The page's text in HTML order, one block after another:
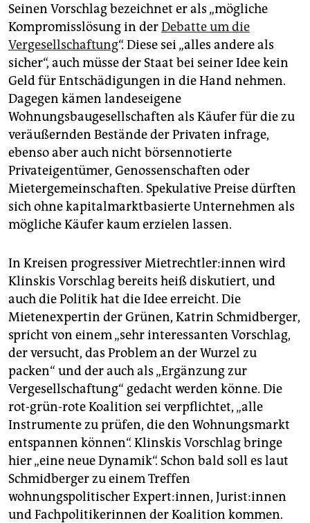
Seinen Vorschlag bezeichnet er als „mögliche
Kompromisslösung in derDebatte um die
Vergesellschaftung“. Diese sei „alles andere als
sicher“, auch müsse der Staat bei seiner Idee kein
Geld für Entschädigungen in die Hand nehmen.
Dagegen kämen landeseigene
Wohnungsbaugesellschaften als Käufer für die zu
veräußernden Bestände der Privaten infrage,
ebenso aber auch nicht börsennotierte
Privateigentümer, Genossenschaften oder
Mietergemeinschaften. Spekulative Preise dürften
sich ohne kapitalmarktbasierte Unternehmen als
mögliche Käufer kaum erzielen lassen.
In Kreisen progressiver Miet­recht­le­r:in­nen wird
Klinskis Vorschlag bereits heiß diskutiert, und
auch die Politik hat die Idee erreicht. Die
Mietenexpertin der Grünen, Katrin Schmidberger,
spricht von einem „sehr interessanten Vorschlag,
der versucht, das Problem an der Wurzel zu
packen“ und der auch als „Ergänzung zur
Vergesellschaftung“ gedacht werden könne. Die
rot-grün-rote Koalition sei verpflichtet, „alle
Instrumente zu prüfen, die den Wohnungsmarkt
entspannen können“. Klinskis Vorschlag bringe
hier „eine neue Dynamik“. Schon bald soll es laut
Schmidberger zu einem Treffen
wohnungspolitischer Expert:innen, Ju­ris­t:in­nen
und Fachpolitikerinnen der Koalition kommen.